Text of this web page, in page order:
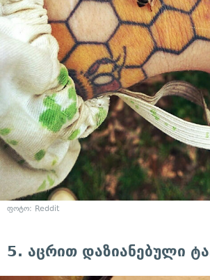
ფოტო: Reddit
5. აცრით დაზიანებული